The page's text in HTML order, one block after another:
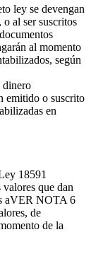
ley se devengan
al ser suscritos
al momento
según
dinero
emitido o suscrito
en
18591
que dan
aVER NOTA 6
de
de la